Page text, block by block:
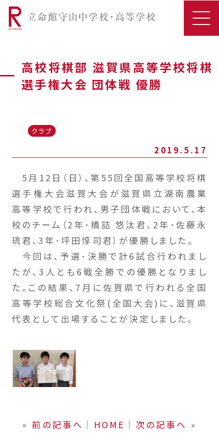
高校将棋部 滋賀県高等学校将棋
選手権大会 団体戦 優勝
クラブ
2019.5.17
5月12日（日）、第55回全国高等学校将棋
選手権大会滋賀大会が滋賀県立湖南農業
高等学校で行われ、男子団体戦において、本
校のチーム（2年･橋詰 悠汰君、2年･佐藤永
琉君、3年･坪田惇司君）が優勝しました。
今回は、予選･決勝で計6試合行われまし
たが、3人とも6戦全勝での優勝となりまし
た。この結果、7月に佐賀県で行われる全国
高等学校総合文化祭(全国大会)に、滋賀県
代表として出場することが決定しました。
« 前の記事へ │ HOME │ 次の記事へ »